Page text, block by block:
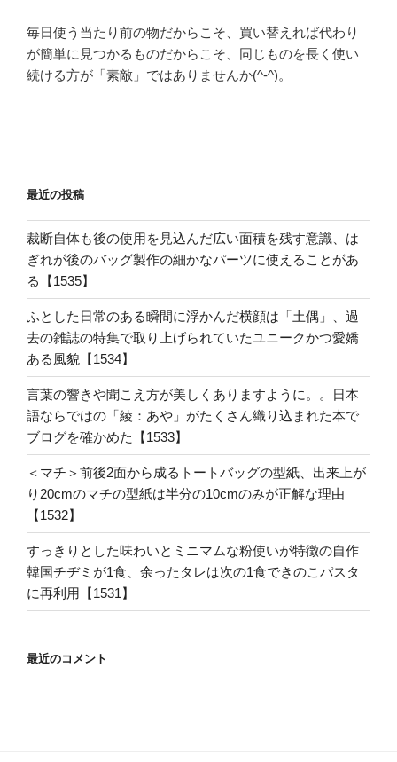
毎日使う当たり前の物だからこそ、買い替えれば代わり
が簡単に見つかるものだからこそ、同じものを長く使い
続ける方が「素敵」ではありませんか(^-^)。
最近の投稿
裁断自体も後の使用を見込んだ広い面積を残す意識、は
ぎれが後のバッグ製作の細かなパーツに使えることがあ
る【1535】
ふとした日常のある瞬間に浮かんだ横顔は「土偶」、過
去の雑誌の特集で取り上げられていたユニークかつ愛嬌
ある風貌【1534】
言葉の響きや聞こえ方が美しくありますように。。日本
語ならではの「綾：あや」がたくさん織り込まれた本で
ブログを確かめた【1533】
＜マチ＞前後2面から成るトートバッグの型紙、出来上が
り20cmのマチの型紙は半分の10cmのみが正解な理由
【1532】
すっきりとした味わいとミニマムな粉使いが特徴の自作
韓国チヂミが1食、余ったタレは次の1食できのこパスタ
に再利用【1531】
最近のコメント